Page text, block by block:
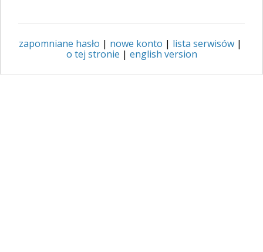
zapomniane hasło | nowe konto | lista serwisów |
o tej stronie | english version